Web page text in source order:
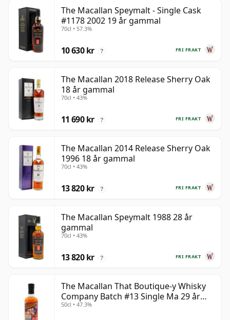
The Macallan Speymalt - Single Cask
#1178 2002 19 år gammal
70cl • 57.3%
FRI FRAKT
10 630 kr ?
The Macallan 2018 Release Sherry Oak
18 år gammal
70cl • 43%
FRI FRAKT
11 690 kr ?
The Macallan 2014 Release Sherry Oak
1996 18 år gammal
70cl • 43%
FRI FRAKT
13 820 kr ?
The Macallan Speymalt 1988 28 år
gammal
70cl • 43%
FRI FRAKT
13 820 kr ?
The Macallan That Boutique-y Whisky
Company Batch #13 Single Ma 29 år
gammal
50cl • 47.3%